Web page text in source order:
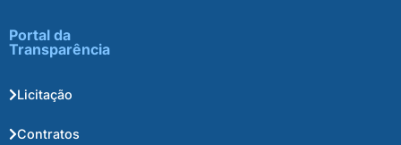
Portal da
Transparência
Licitação
Contratos